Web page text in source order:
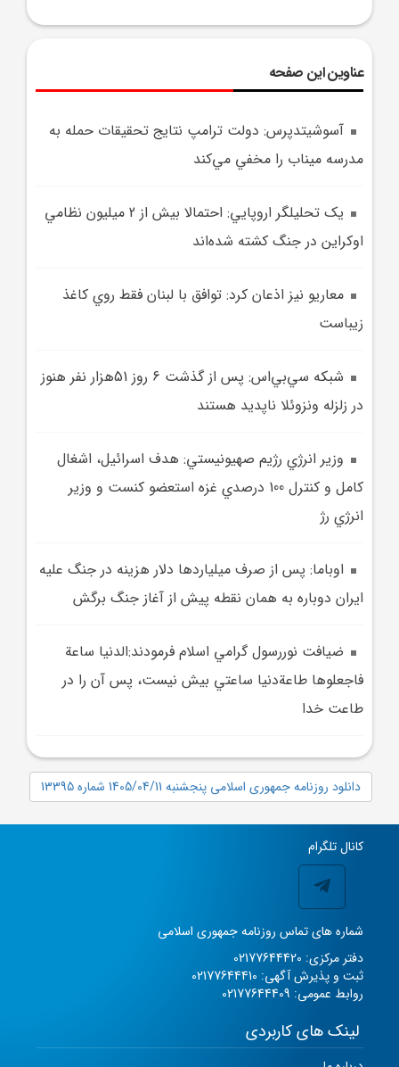
عناوین این صفحه
آسوشيتدپرس: دولت ترامپ نتايج تحقيقات حمله به
مدرسه ميناب را مخفي مي‌کند
يک تحليلگر اروپايي: احتمالا بيش از 2 ميليون نظامي
اوکراين در جنگ کشته شده‌اند
معاريو نيز اذعان کرد: توافق با لبنان فقط روي کاغذ
زيباست
شبکه سي‌بي‌اس: پس از گذشت 6 روز 51هزار نفر هنوز
در زلزله ونزوئلا ناپديد هستند
وزير انرژي رژيم صهيونيستي: هدف اسرائيل، اشغال
کامل و کنترل 100 درصدي غزه استعضو کنست و وزير
انرژي رژ
اوباما: پس از صرف ميليارد‌ها دلار هزينه در جنگ عليه
ايران دوباره به همان نقطه‌ پيش از آغاز جنگ برگش
ضيافت نوررسول گرامي اسلام فرمودند:الدنيا ساعة
فاجعلوها طاعةدنيا ساعتي بيش نيست، پس آن را در
طاعت خدا
دانلود روزنامه جمهوری اسلامی پنجشنبه 1405/04/11 شماره 13395
کانال تلگرام
شماره های تماس روزنامه جمهوری اسلامی
دفتر مرکزی: 02177644420
ثبت و پذیرش آگهی: 02177644410
روابط عمومی: 02177644409
لینک های کاربردی